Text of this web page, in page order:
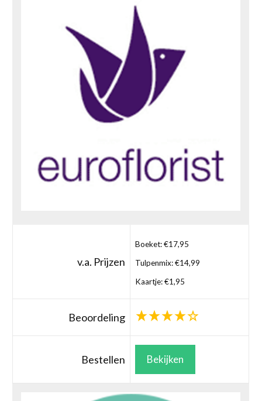
v.a. Prijzen
Boeket: €17,95
Tulpenmix: €14,99
Kaartje: €1,95
Beoordeling
Bestellen Bekijken